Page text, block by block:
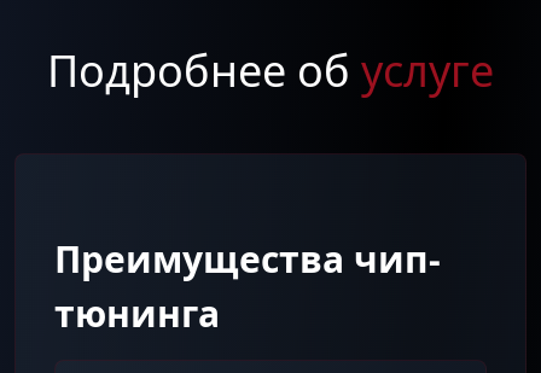
Подробнее об услуге
Преимущества чип-
тюнинга